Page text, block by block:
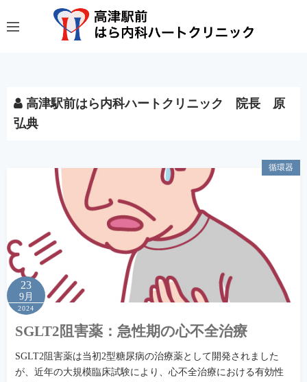
ン
高津駅前はら内科ハートクリニック 院長 原
弘典
循環器
23
9月
2024
SGLT2阻害薬：急性期の心不全治療
SGLT2阻害薬は当初2型糖尿病の治療薬として開発されました
が、近年の大規模臨床試験により、心不全治療における有効性